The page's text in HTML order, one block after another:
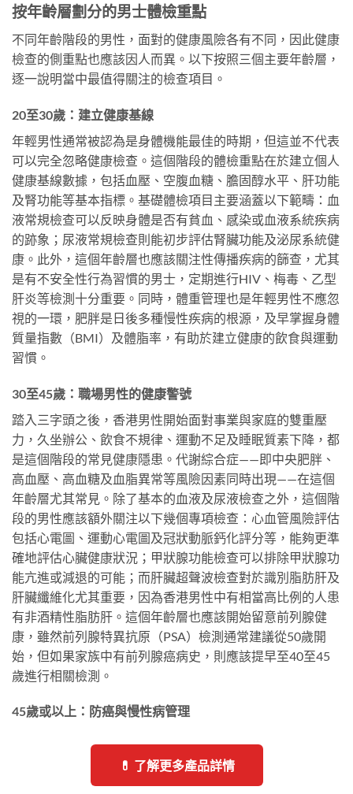
按年齡層劃分的男士體檢重點
不同年齡階段的男性，面對的健康風險各有不同，因此健康
檢查的側重點也應該因人而異。以下按照三個主要年齡層，
逐一說明當中最值得關注的檢查項目。
20至30歲：建立健康基線
年輕男性通常被認為是身體機能最佳的時期，但這並不代表
可以完全忽略健康檢查。這個階段的體檢重點在於建立個人
健康基線數據，包括血壓、空腹血糖、膽固醇水平、肝功能
及腎功能等基本指標。基礎體檢項目主要涵蓋以下範疇：血
液常規檢查可以反映身體是否有貧血、感染或血液系統疾病
的跡象；尿液常規檢查則能初步評估腎臟功能及泌尿系統健
康。此外，這個年齡層也應該關注性傳播疾病的篩查，尤其
是有不安全性行為習慣的男士，定期進行HIV、梅毒、乙型
肝炎等檢測十分重要。同時，體重管理也是年輕男性不應忽
視的一環，肥胖是日後多種慢性疾病的根源，及早掌握身體
質量指數（BMI）及體脂率，有助於建立健康的飲食與運動
習慣。
30至45歲：職場男性的健康警號
踏入三字頭之後，香港男性開始面對事業與家庭的雙重壓
力，久坐辦公、飲食不規律、運動不足及睡眠質素下降，都
是這個階段的常見健康隱患。代謝綜合症——即中央肥胖、
高血壓、高血糖及血脂異常等風險因素同時出現——在這個
年齡層尤其常見。除了基本的血液及尿液檢查之外，這個階
段的男性應該額外關注以下幾個專項檢查：心血管風險評估
包括心電圖、運動心電圖及冠狀動脈鈣化評分等，能夠更準
確地評估心臟健康狀況；甲狀腺功能檢查可以排除甲狀腺功
能亢進或減退的可能；而肝臟超聲波檢查對於識別脂肪肝及
肝臟纖維化尤其重要，因為香港男性中有相當高比例的人患
有非酒精性脂肪肝。這個年齡層也應該開始留意前列腺健
康，雖然前列腺特異抗原（PSA）檢測通常建議從50歲開
始，但如果家族中有前列腺癌病史，則應該提早至40至45
歲進行相關檢測。
45歲或以上：防癌與慢性病管理
💊 了解更多產品詳情